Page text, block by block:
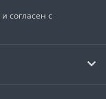
и согласен с